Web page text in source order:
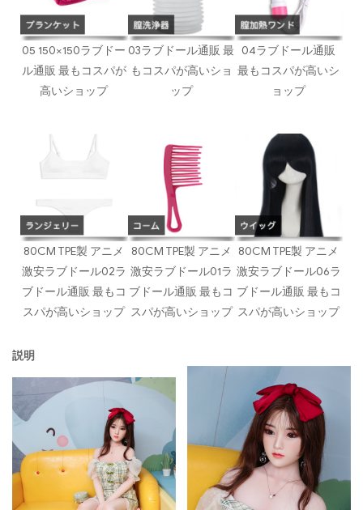
05 150×150ラブドー
ル通販 最もコスパが
高いショップ
03ラブドール通販 最
もコスパが高いショ
ップ
04ラブドール通販
最もコスパが高いシ
ョップ
80CM TPE製 アニメ
激安ラブドール02ラ
ブドール通販 最もコ
スパが高いショップ
80CM TPE製 アニメ
激安ラブドール01ラ
ブドール通販 最もコ
スパが高いショップ
80CM TPE製 アニメ
激安ラブドール06ラ
ブドール通販 最もコ
スパが高いショップ
説明